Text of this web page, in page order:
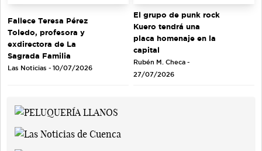
Fallece Teresa Pérez
Toledo, profesora y
exdirectora de La
Sagrada Familia
Las Noticias - 10/07/2026
El grupo de punk rock
Kuero tendrá una
placa homenaje en la
capital
Rubén M. Checa -
27/07/2026